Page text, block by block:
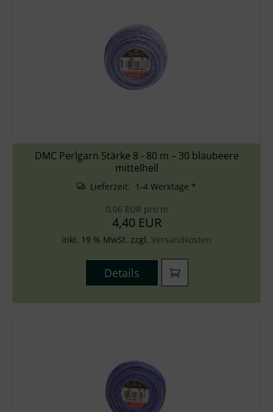
DMC Perlgarn Stärke 8 - 80 m – 30 blaubeere
mittelhell
Lieferzeit: 1-4 Werktage *
0,06 EUR pro m
4,40 EUR
inkl. 19 % MwSt. zzgl. Versandkosten
Details